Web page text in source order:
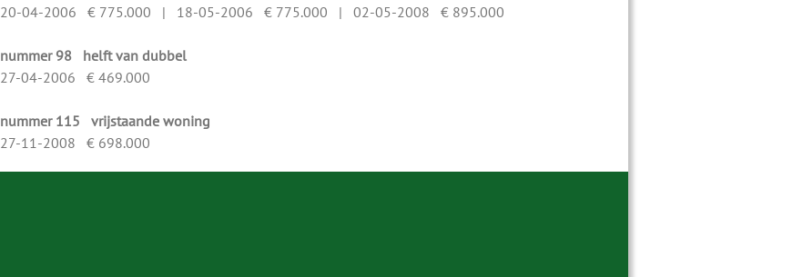
20-04-2006 € 775.000 | 18-05-2006 € 775.000 | 02-05-2008 € 895.000
nummer 98 helft van dubbel
27-04-2006 € 469.000
nummer 115 vrijstaande woning
27-11-2008 € 698.000